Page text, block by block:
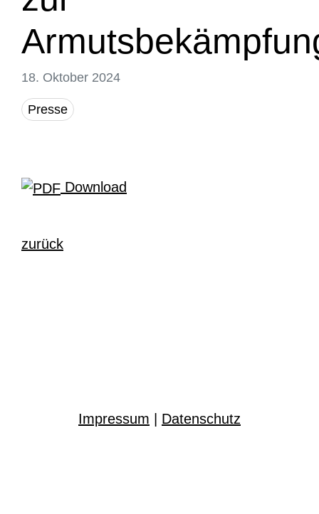
18. Oktober 2024
Presse
Download
zurück
Impressum Datenschutz